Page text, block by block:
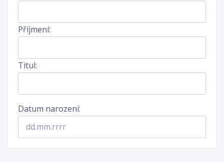
Prodavač(ka) - brigádník - OC Bondy Mladá Boleslav
Příjmení:
Titul:
Datum narození: